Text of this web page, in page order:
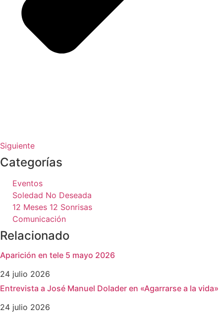
Siguiente
Categorías
Eventos
Soledad No Deseada
12 Meses 12 Sonrisas
Comunicación
Relacionado
Aparición en tele 5 mayo 2026
24 julio 2026
Entrevista a José Manuel Dolader en «Agarrarse a la vida»
24 julio 2026